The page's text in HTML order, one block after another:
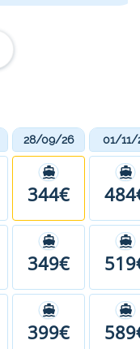
28/09/26 01/11/
344€
349€
399€